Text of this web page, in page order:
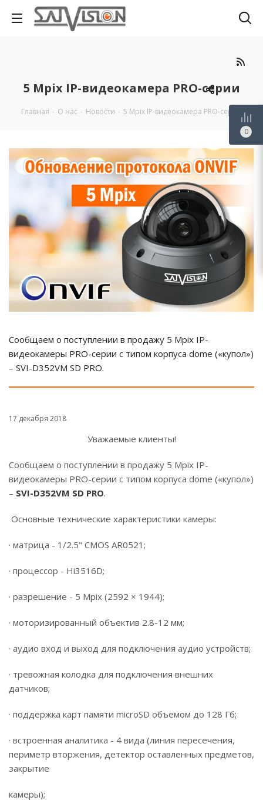
5 Mpix IP-видеокамера PRO-серии
Главная - О нас - Новости - 5 Mpix IP-видеокамера PRO-серии
Сообщаем о поступлении в продажу 5 Mpix IP-
видеокамеры PRO-серии с типом корпуса dome («купол»)
– SVI-D352VM SD PRO.
17 декабря 2018
Уважаемые клиенты!
Сообщаем о поступлении в продажу 5 Mpix IP-
видеокамеры PRO-серии с типом корпуса dome («купол»)
– SVI-D352VM SD PRO.
Основные технические характеристики камеры:
· матрица - 1/2.5" CMOS AR0521;
· процессор - Hi3516D;
· разрешение - 5 Mpix (2592 × 1944);
· моторизированный объектив 2.8-12 мм;
· аудио вход и выход для подключения аудио устройств;
· тревожная колодка для подключения внешних
датчиков;
· поддержка карт памяти microSD объемом до 128 Гб;
· встроенная аналитика - 4 вида (линия пересечения,
периметр вторжения, детектор оставленных предметов,
закрытие
камеры);
Запросить оптовый прайс 0